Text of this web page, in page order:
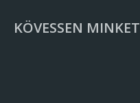
KÖVESSEN MINKET